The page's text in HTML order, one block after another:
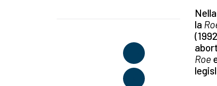
la
Roe